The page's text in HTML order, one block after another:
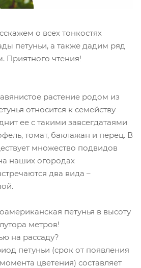
о всех тонкостях
петуньи, а также дадим ряд
Приятного чтения!
растение родом из
относится к семейству
ее с такими завсегдатаями
томат, баклажан и перец. В
множество подвидов
наших огородах
два вида –
петунья в высоту
метров!
на рассаду?
петуньи (срок от появления
цветения) составляет